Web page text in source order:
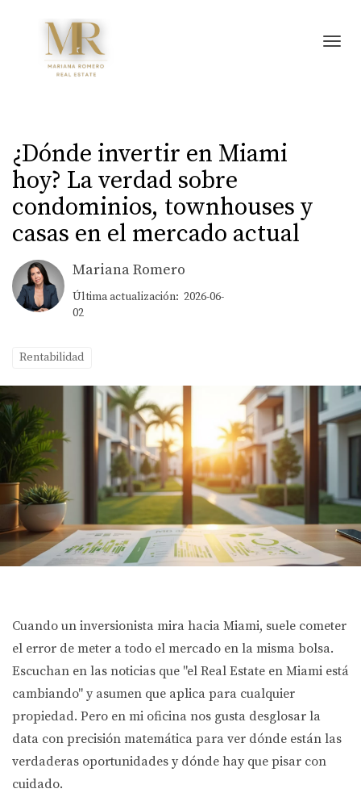
¿Dónde invertir en Miami
hoy? La verdad sobre
condominios, townhouses y
casas en el mercado actual
Mariana Romero
Última actualización: 2026-06-
02
Rentabilidad
Cuando un inversionista mira hacia Miami, suele cometer
el error de meter a todo el mercado en la misma bolsa.
Escuchan en las noticias que "el Real Estate en Miami está
cambiando" y asumen que aplica para cualquier
propiedad. Pero en mi oficina nos gusta desglosar la
data con precisión matemática para ver dónde están las
verdaderas oportunidades y dónde hay que pisar con
cuidado.